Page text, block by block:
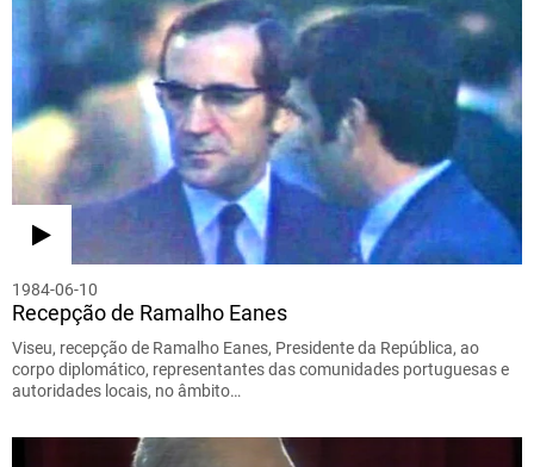
1984-06-10
Recepção de Ramalho Eanes
Viseu, recepção de Ramalho Eanes, Presidente da República, ao
corpo diplomático, representantes das comunidades portuguesas e
autoridades locais, no âmbito…